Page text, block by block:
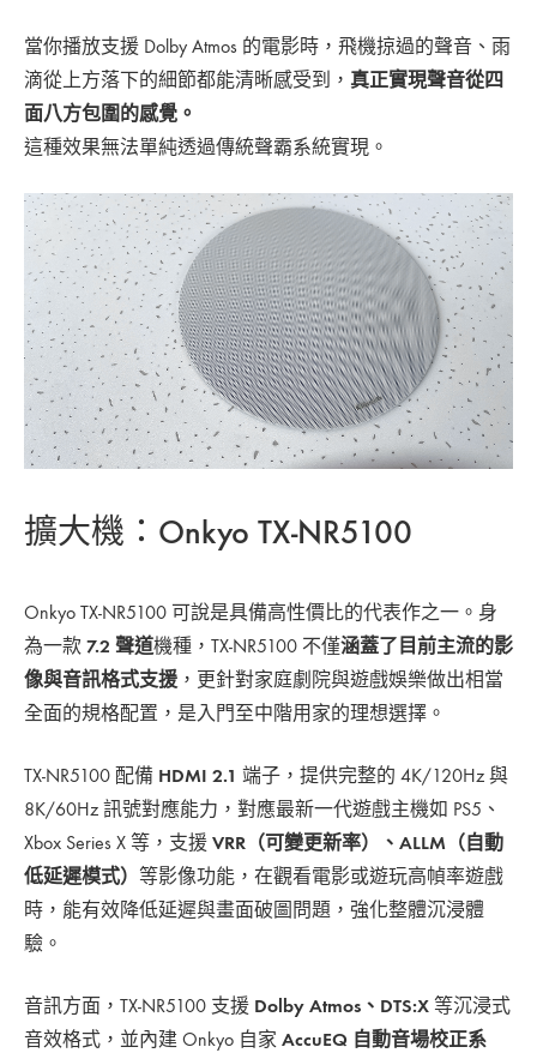
當你播放支援 Dolby Atmos 的電影時，飛機掠過的聲音、雨
滴從上方落下的細節都能清晰感受到， 真正實現聲音從四
面八方包圍的感覺。
這種效果無法單純透過傳統聲霸系統實現。
擴大機：Onkyo TX-NR5100
Onkyo TX-NR5100 可說是具備高性價比的代表作之一。身
為一款 7.2 聲道機種，TX-NR5100 不僅涵蓋了目前主流的影
像與音訊格式支援 ，更針對家庭劇院與遊戲娛樂做出相當
全面的規格配置，是入門至中階用家的理想選擇。
TX-NR5100 配備 HDMI 2.1 端子，提供完整的 4K/120Hz 與
8K/60Hz 訊號對應能力，對應最新一代遊戲主機如 PS5、
Xbox Series X 等，支援 VRR（可變更新率）、ALLM（自動
低延遲模式） 等影像功能，在觀看電影或遊玩高幀率遊戲
時，能有效降低延遲與畫面破圖問題，強化整體沉浸體
驗。
音訊方面，TX-NR5100 支援 Dolby Atmos、DTS:X 等沉浸式
音效格式，並內建 Onkyo 自家 AccuEQ 自動音場校正系